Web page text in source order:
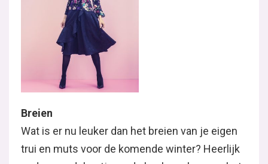
Breien
Wat is er nu leuker dan het breien van je eigen
trui en muts voor de komende winter? Heerlijk